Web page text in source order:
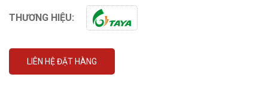
THƯƠNG HIỆU:
LIÊN HỆ ĐẶT HÀNG